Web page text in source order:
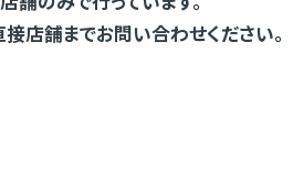
店舗までお問い合わせください。